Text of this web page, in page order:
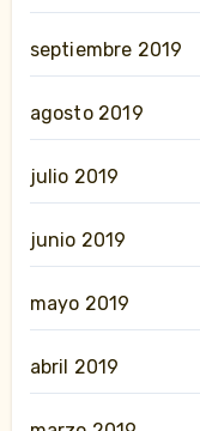
septiembre 2019
agosto 2019
julio 2019
junio 2019
mayo 2019
abril 2019